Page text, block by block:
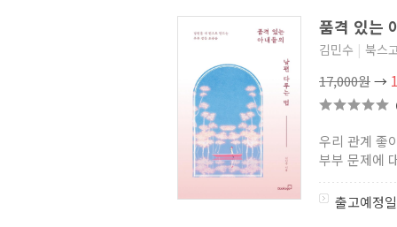
품격 있는
김민수 | 북스
17,000원→
우리 관계 좋
부부 문제에
출고예정